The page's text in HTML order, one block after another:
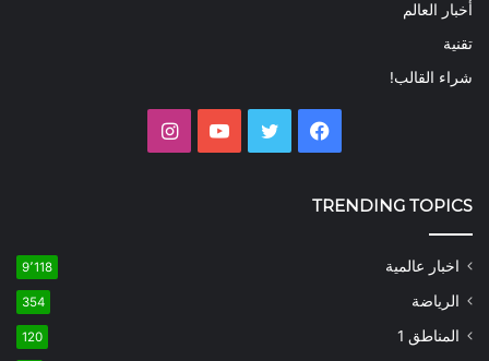
أخبار العالم
تقنية
شراء القالب!
فيسبوك تويتر يوتيوب
TRENDING TOPICS
اخبار عالمية 9٬118
الرياضة 354
المناطق 1 120